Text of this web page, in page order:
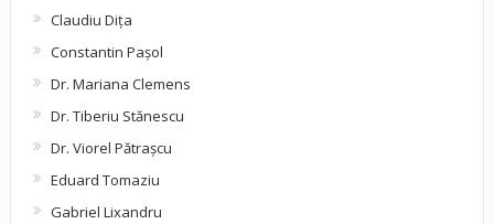
Claudiu Diţa
Constantin Pașol
Dr. Mariana Clemens
Dr. Tiberiu Stănescu
Dr. Viorel Pătraşcu
Eduard Tomaziu
Gabriel Lixandru